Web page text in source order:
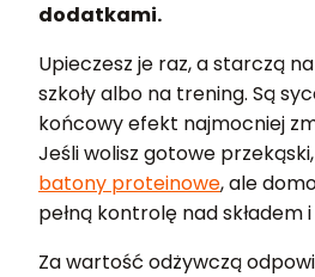
dodatkami.
Upieczesz je raz, a starczą
szkoły albo na trening. Są
końcowy efekt najmocniej
Jeśli wolisz gotowe
batony proteinowe, ale
pełną kontrolę nad składem
Za wartość odżywczą